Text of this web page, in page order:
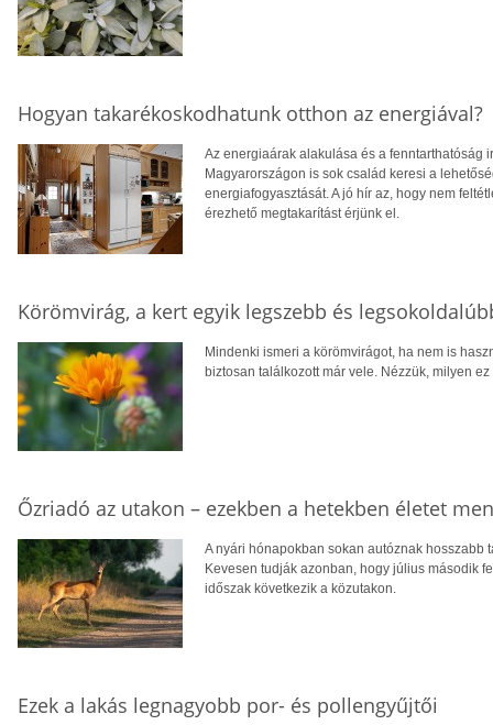
Hogyan takarékoskodhatunk otthon az energiával?
Az energiaárak alakulása és a fenntarthatóság
Magyarországon is sok család keresi a
energiafogyasztását. A jó hír az, hogy nem
érezhető megtakarítást érjünk el.
Körömvirág, a kert egyik legszebb és
Mindenki ismeri a körömvirágot, ha nem is
biztosan találkozott már vele. Nézzük, milyen
Őzriadó az utakon – ezekben a hetekben életet
A nyári hónapokban sokan autóznak
Kevesen tudják azonban, hogy július második
időszak következik a közutakon.
Ezek a lakás legnagyobb por- és pollengyűjtői